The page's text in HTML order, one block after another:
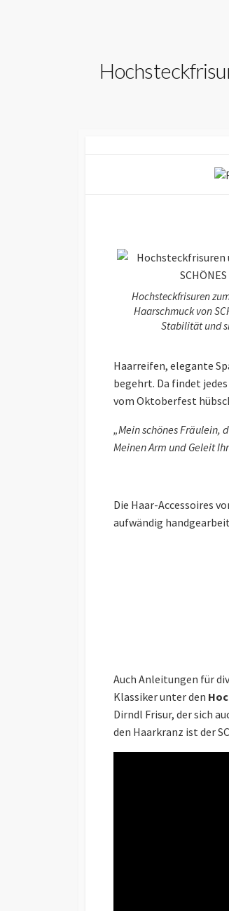
Hochsteckfrisuren
Haarschmuck von
Stabilität und
Haarreifen, elegante
begehrt. Da findet
vom Oktoberfest
„Mein schönes Fräulein,
Meinen Arm und Geleit
Die Haar-Accessoires
aufwändig
Auch Anleitungen für
Klassiker unter den
Dirndl Frisur, der sich
den Haarkranz ist der